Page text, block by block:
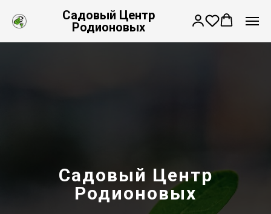
Садовый Центр
Родионовых
Садовый Центр
Родионовых